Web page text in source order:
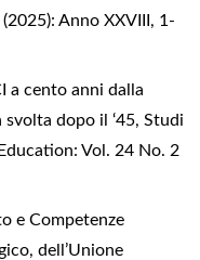
Anno XXVIII, 1-
a cento anni dalla
svolta dopo il ‘45, Studi
Vol. 24 No. 2
e Competenze
dell’Unione